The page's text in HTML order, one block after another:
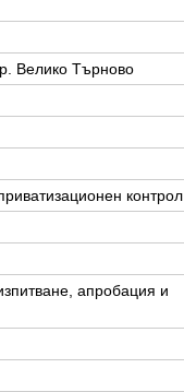
Велико Търново
контрол
апробация и